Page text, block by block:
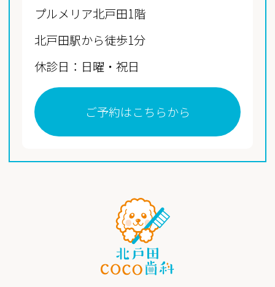
プルメリア北戸田1階
北戸田駅から徒歩1分
休診日：日曜・祝日
ご予約はこちらから